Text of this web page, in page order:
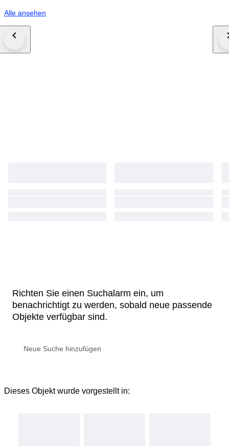
Alle ansehen
Richten Sie einen Suchalarm ein, um
benachrichtigt zu werden, sobald neue passende
Objekte verfügbar sind.
Dieses Objekt wurde vorgestellt in: